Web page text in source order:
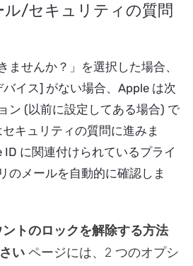
ル/セキュリティの質問
ませんか？」を選択した場合、
イス] がない場合、Apple は次
ン (以前に設定してある場合) で
キュリティの質問に進みま
に関連付けられているプライ
のメールを自動的に確認しま
ントのロックを解除する方法
いページには、2 つのオプシ